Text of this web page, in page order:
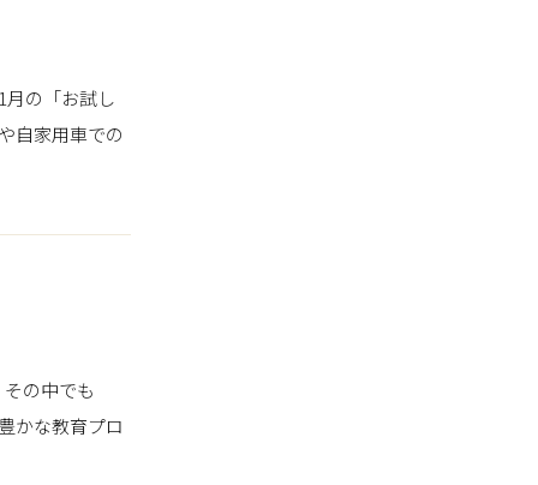
の「お試し
自家用車での
の中でも
かな教育プロ